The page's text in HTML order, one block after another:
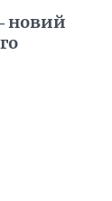
новий